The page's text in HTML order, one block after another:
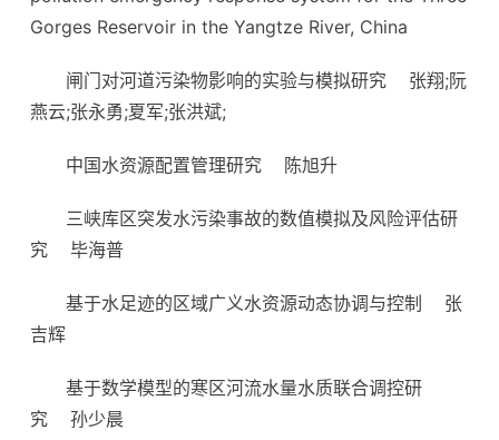
Gorges Reservoir in the Yangtze River, China
闸门对河道污染物影响的实验与模拟研究 张翔;阮
燕云;张永勇;夏军;张洪斌;
中国水资源配置管理研究 陈旭升
三峡库区突发水污染事故的数值模拟及风险评估研
究 毕海普
基于水足迹的区域广义水资源动态协调与控制 张
吉辉
基于数学模型的寒区河流水量水质联合调控研
究 孙少晨